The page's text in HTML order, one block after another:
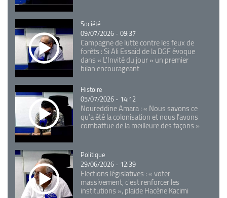
Catégorie
Société
09/07/2026 - 09:37
Campagne de lutte contre les feux de
forêts : Si Ali Essaid de la DGF évoque
dans « L'Invité du jour » un premier
bilan encourageant
Catégorie
Histoire
05/07/2026 - 14:12
Noureddine Amara : « Nous savons ce
qu’a été la colonisation et nous l’avons
combattue de la meilleure des façons »
Catégorie
Politique
29/06/2026 - 12:39
Elections législatives : « voter
massivement, c'est renforcer les
institutions », plaide Hacène Kacimi